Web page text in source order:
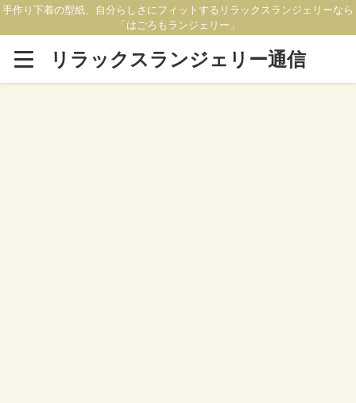
手作り下着の型紙、自分らしさにフィットするリラックスランジェリーなら
「はごろもランジェリー」
リラックスランジェリー通信